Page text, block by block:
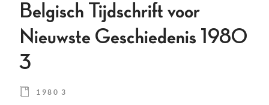
Belgisch Tijdschrift voor
Nieuwste Geschiedenis 1980
3
1980 3